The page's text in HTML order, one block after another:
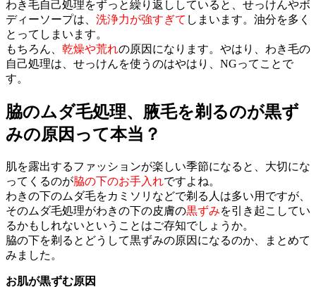
わき毛自己処理をずっと繰り返ししていると、せっけんやボ
ディーソープは、 洗浄力が強すぎて しまいます。油分を多く
とってしまいます。
もちろん、 乾燥や荒れの原因になります。やはり、わき毛の
自己処理は、せっけんを使うのはやはり、NGってことで
す。
脇のムダ毛処理、腋毛を剃るのが黒ず
みの原因って本当？
肌を露出するファッションが楽しい季節になると、大切にな
ってくるのが脇の下のお手入れですよね。
わきの下のムダ毛をカミソリなどで剃る人は多い用ですが、
そのムダ毛処理がわきの下の皮膚の黒ずみを引き起こしてい
るかもしれないということはご存知でしょうか。
脇の下を剃るとどうして黒ずみの原因になるのか、まとめて
みました。
お肌が黒ずむ原因